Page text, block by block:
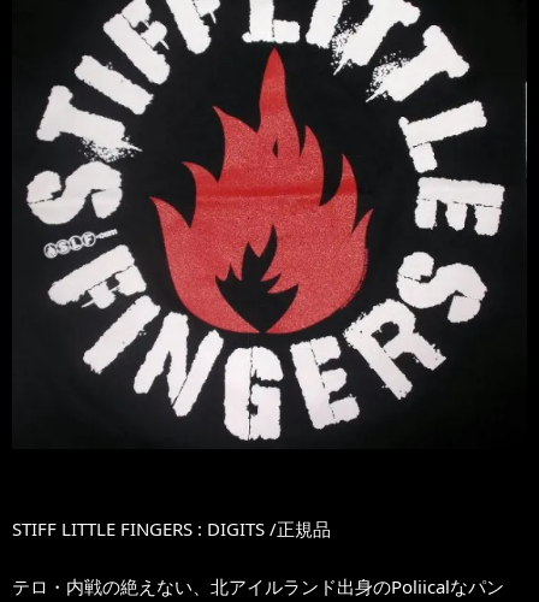
STIFF LITTLE FINGERS : DIGITS /正規品
テロ・内戦の絶えない、北アイルランド出身のPoliicalなパン